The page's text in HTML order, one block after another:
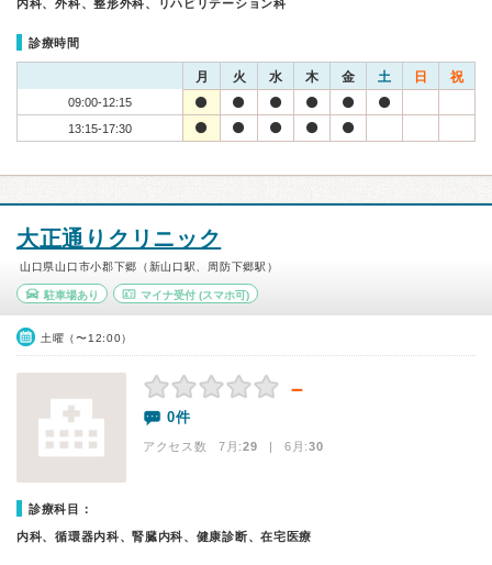
内科、外科、整形外科、リハビリテーション科
診療時間
月 火 水 木 金 土 日 祝
09:00-12:15
13:15-17:30
大正通りクリニック
山口県山口市小郡下郷（新山口駅、周防下郷駅）
駐車場あり マイナ受付(スマホ可)
土曜（〜12:00）
－
0件
アクセス数 7月:29 | 6月:30
診療科目：
内科、循環器内科、腎臓内科、健康診断、在宅医療